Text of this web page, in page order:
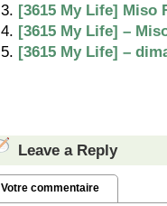
[3615 My Life] Miso
[3615 My Life] –
[3615 My Life] –
Leave a Reply
Votre commentaire